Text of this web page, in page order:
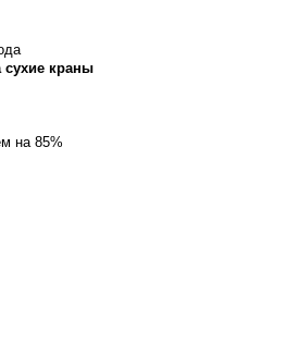
краны
на 85%